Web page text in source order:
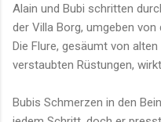
Alain und Bubi schritten
der Villa Borg, umgeben
Die Flure, gesäumt von
verstaubten Rüstungen,
Bubis Schmerzen in den